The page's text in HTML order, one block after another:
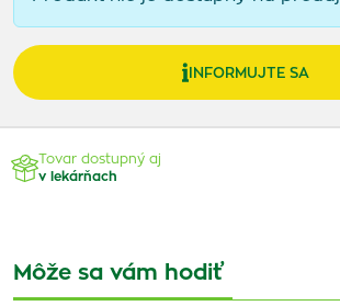
INFORMUJTE SA
Tovar dostupný aj
v lekárňach
Môže sa vám hodiť